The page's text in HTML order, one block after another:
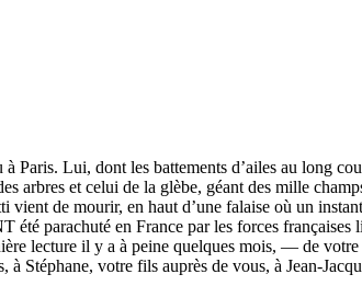
Paris. Lui, dont les battements d’ailes au long
arbres et celui de la glèbe, géant des mille
de mourir, en haut d’une falaise où un
parachuté en France par les forces
lecture il y a à peine quelques mois, — de
Stéphane, votre fils auprès de vous, à Jean-